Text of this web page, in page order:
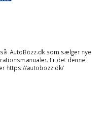
AutoBozz.dk som sælger nye
. Er det denne
https://autobozz.dk/